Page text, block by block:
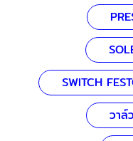
SWITCH
วาล์